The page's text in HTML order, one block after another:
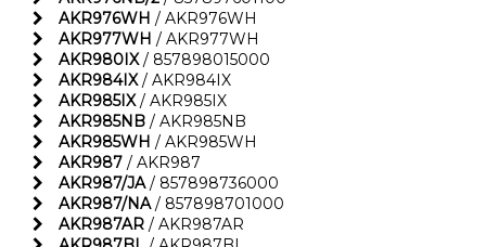
AKR976WH / AKR976WH
AKR977WH / AKR977WH
AKR980IX/ 857898015000
AKR984IX/ AKR984IX
AKR985IX/ AKR985IX
AKR985NB / AKR985NB
AKR985WH / AKR985WH
AKR987 / AKR987
AKR987/JA/ 857898736000
AKR987/NA/ 857898701000
AKR987AR / AKR987AR